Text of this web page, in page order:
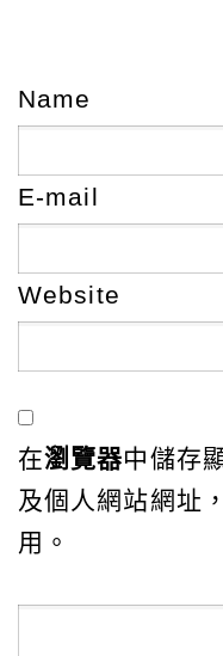
Name
E-mail
Website
在瀏覽器中儲存
及個人網站網址
用。